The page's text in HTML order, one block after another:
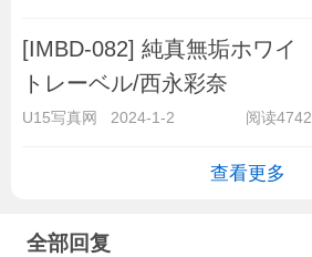
[IMBD-082] 純真無垢ホワイ
トレーベル/西永彩奈
U15写真网 2024-1-2 阅读4742
查看更多
全部回复